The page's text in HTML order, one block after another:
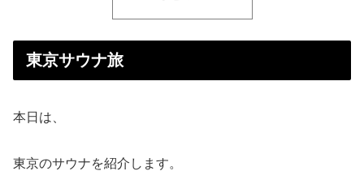
東京サウナ旅
本日は、
東京のサウナを紹介します。